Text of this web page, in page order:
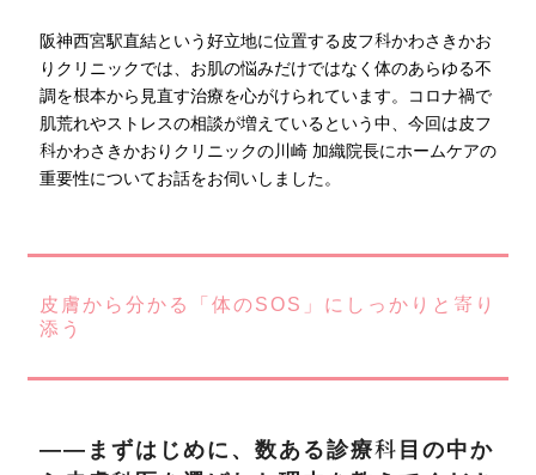
阪神西宮駅直結という好立地に位置する皮フ科かわさきかお
りクリニックでは、お肌の悩みだけではなく体のあらゆる不
調を根本から見直す治療を心がけられています。コロナ禍で
肌荒れやストレスの相談が増えているという中、今回は皮フ
科かわさきかおりクリニックの川崎 加織院長にホームケアの
重要性についてお話をお伺いしました。
皮膚から分かる「体のSOS」にしっかりと寄り
添う
――まずはじめに、数ある診療科目の中か